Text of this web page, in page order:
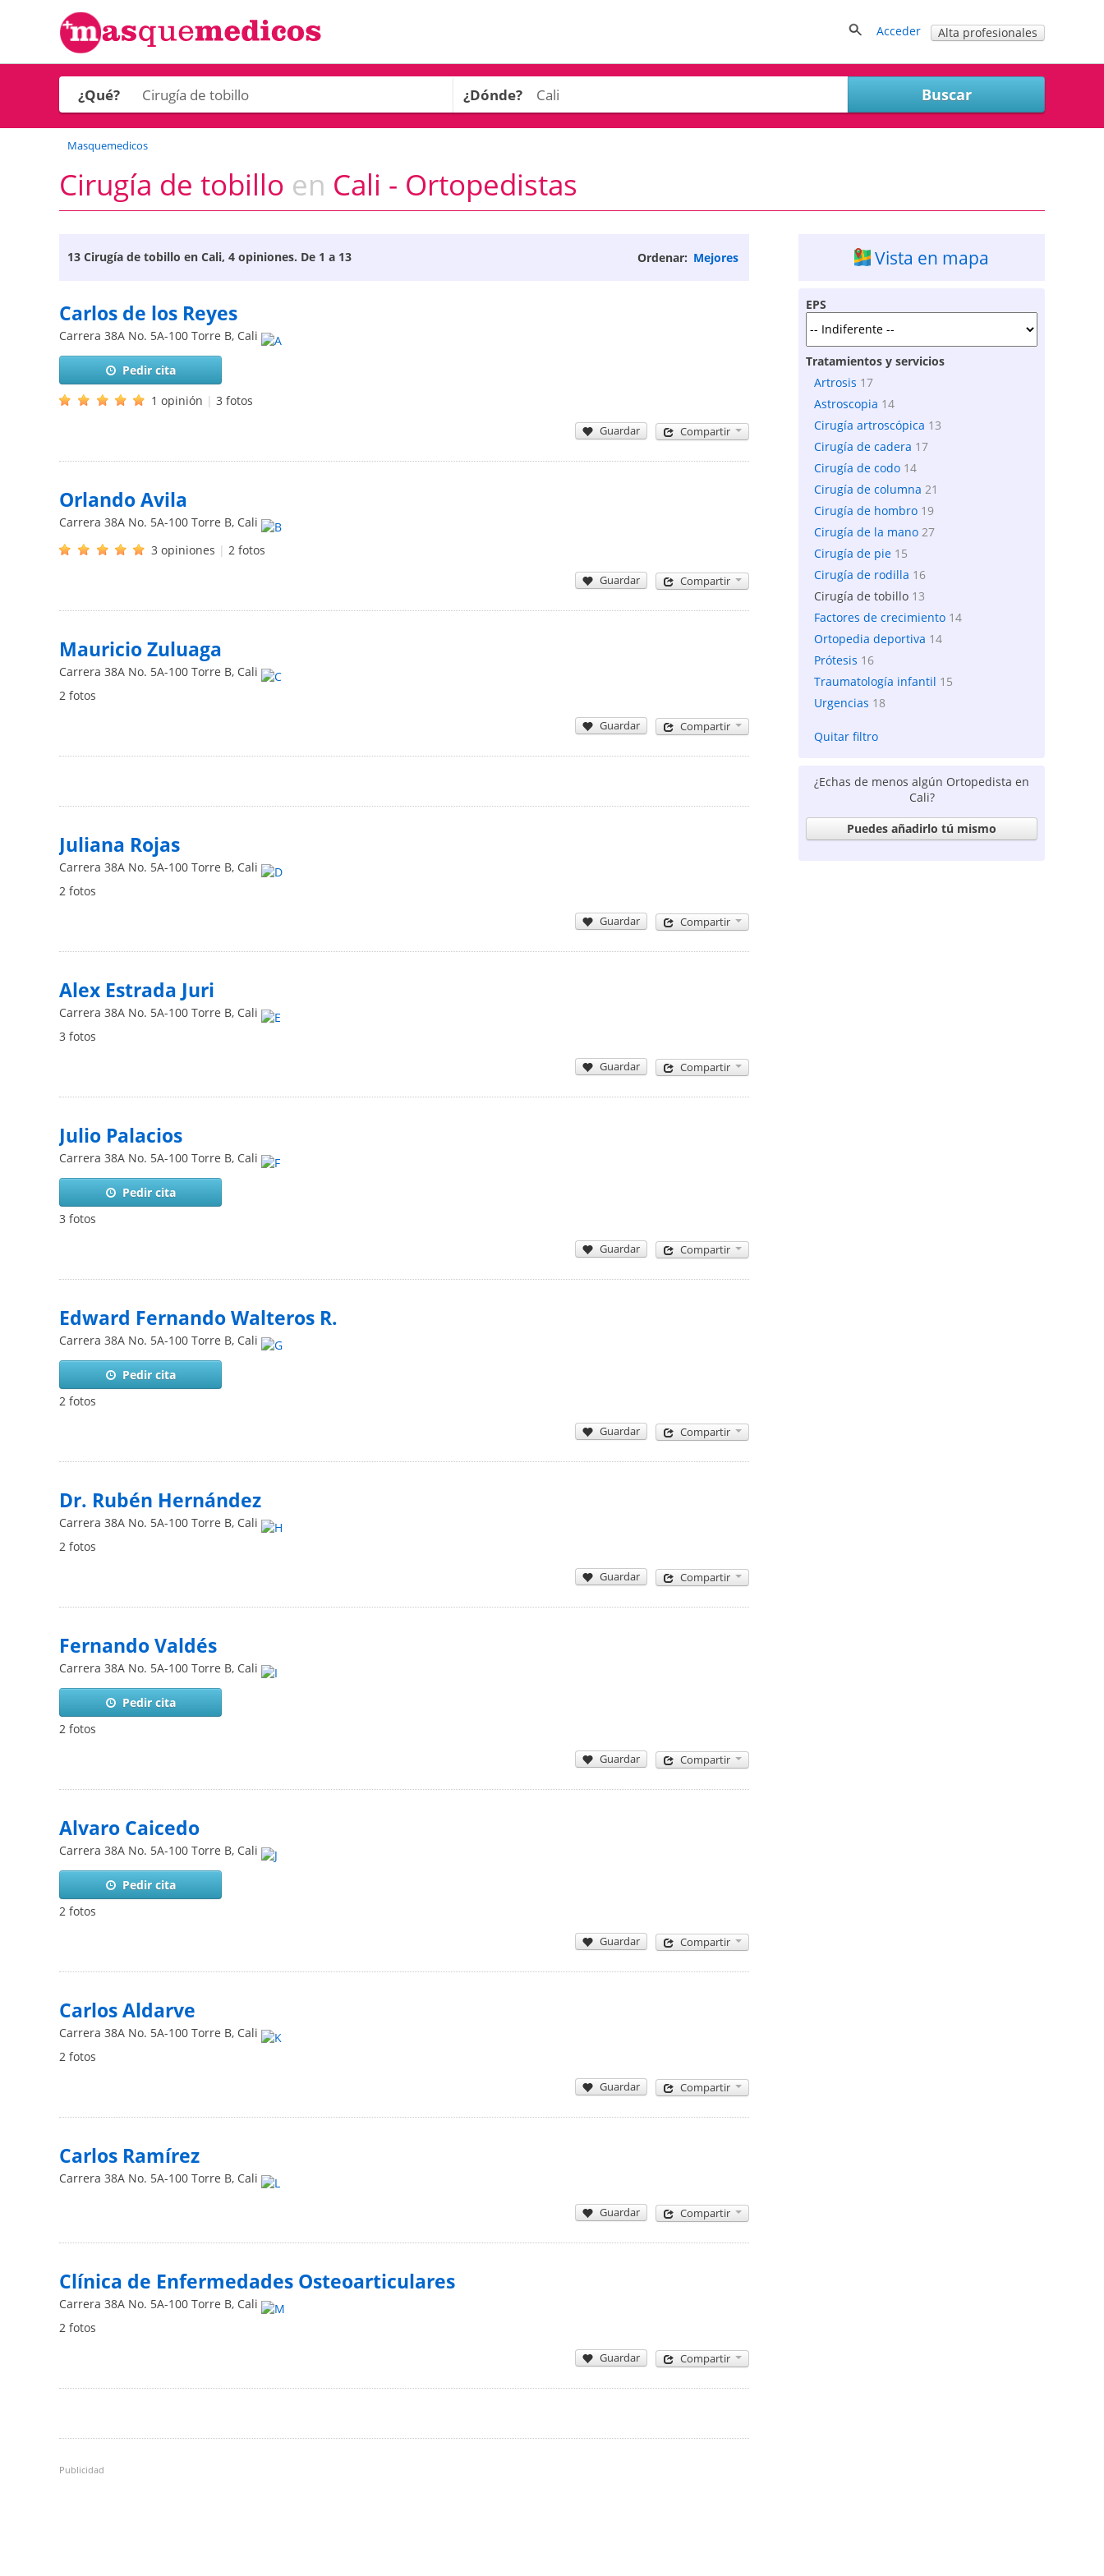
Acceder Alta profesionales
¿Qué? ¿Dónde?
Masquemedicos
Cirugía de tobillo en Cali - Ortopedistas
Ordenar: Mejores
13 Cirugía de tobillo en Cali, 4 opiniones. De 1 a 13
Carlos de los Reyes
Carrera 38A No. 5A-100 Torre B, Cali
Pedir cita
1 opinión | 3 fotos
Guardar Compartir
Orlando Avila
Carrera 38A No. 5A-100 Torre B, Cali
3 opiniones | 2 fotos
Guardar Compartir
Mauricio Zuluaga
Carrera 38A No. 5A-100 Torre B, Cali
2 fotos
Guardar Compartir
Juliana Rojas
Carrera 38A No. 5A-100 Torre B, Cali
2 fotos
Guardar Compartir
Alex Estrada Juri
Carrera 38A No. 5A-100 Torre B, Cali
3 fotos
Guardar Compartir
Julio Palacios
Carrera 38A No. 5A-100 Torre B, Cali
Pedir cita
3 fotos
Guardar Compartir
Edward Fernando Walteros R.
Carrera 38A No. 5A-100 Torre B, Cali
Pedir cita
2 fotos
Guardar Compartir
Dr. Rubén Hernández
Carrera 38A No. 5A-100 Torre B, Cali
2 fotos
Guardar Compartir
Fernando Valdés
Carrera 38A No. 5A-100 Torre B, Cali
Pedir cita
2 fotos
Guardar Compartir
Alvaro Caicedo
Carrera 38A No. 5A-100 Torre B, Cali
Pedir cita
2 fotos
Guardar Compartir
Carlos Aldarve
Carrera 38A No. 5A-100 Torre B, Cali
2 fotos
Guardar Compartir
Carlos Ramírez
Carrera 38A No. 5A-100 Torre B, Cali
Guardar Compartir
Clínica de Enfermedades Osteoarticulares
Carrera 38A No. 5A-100 Torre B, Cali
2 fotos
Guardar Compartir
Vista en mapa
EPS
Tratamientos y servicios
Artrosis 17
Astroscopia 14
Cirugía artroscópica 13
Cirugía de cadera 17
Cirugía de codo 14
Cirugía de columna 21
Cirugía de hombro 19
Cirugía de la mano 27
Cirugía de pie 15
Cirugía de rodilla 16
Cirugía de tobillo 13
Factores de crecimiento 14
Ortopedia deportiva 14
Prótesis 16
Traumatología infantil 15
Urgencias 18
Quitar filtro
¿Echas de menos algún Ortopedista en
Cali?
Puedes añadirlo tú mismo
Publicidad